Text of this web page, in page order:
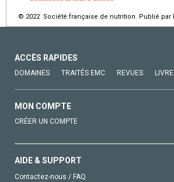
© 2022 Société française de nutrition. Publié par
ACCÈS RAPIDES
DOMAINES TRAITÉS EMC REVUES
MON COMPTE
CRÉER UN COMPTE
AIDE & SUPPORT
Contactez-nous / FAQ